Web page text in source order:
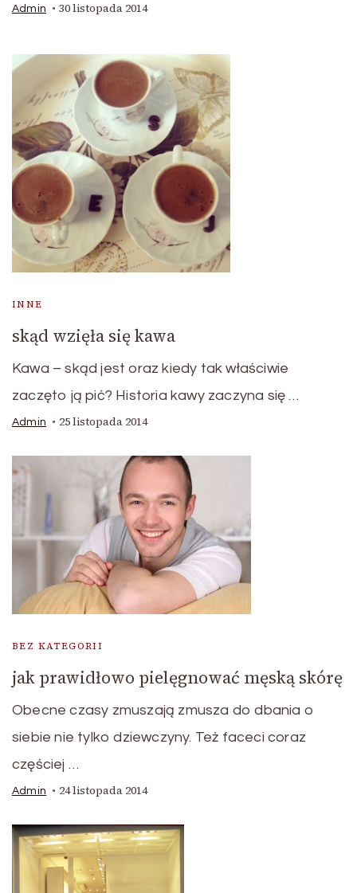
Admin 30 listopada 2014
INNE
skąd wzięła się kawa
Kawa – skąd jest oraz kiedy tak właściwie
zaczęto ją pić? Historia kawy zaczyna się …
Admin 25 listopada 2014
BEZ KATEGORII
jak prawidłowo pielęgnować męską skórę
Obecne czasy zmuszają zmusza do dbania o
siebie nie tylko dziewczyny. Też faceci coraz
częściej …
Admin 24 listopada 2014